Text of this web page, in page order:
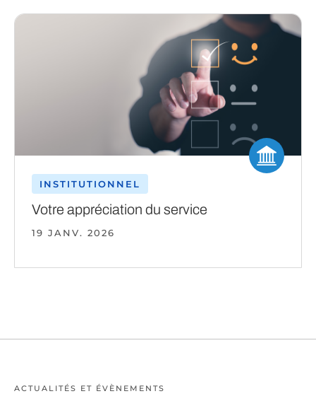
INSTITUTIONNEL
Votre appréciation du service
19 JANV. 2026
ACTUALITÉS ET ÉVÈNEMENTS